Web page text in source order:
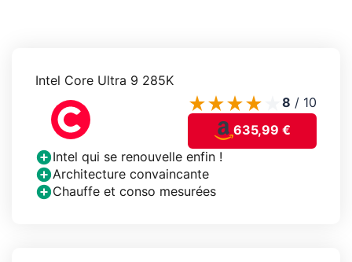
Intel Core Ultra 9 285K
Intel qui se renouvelle enfin !
Architecture convaincante
Chauffe et conso mesurées
635,99 €
8 / 10